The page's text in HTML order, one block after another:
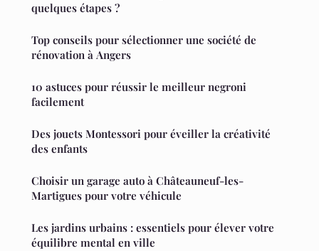
quelques étapes ?
Top conseils pour sélectionner une société de
rénovation à Angers
10 astuces pour réussir le meilleur negroni
facilement
Des jouets Montessori pour éveiller la créativité
des enfants
Choisir un garage auto à Châteauneuf-les-
Martigues pour votre véhicule
Les jardins urbains : essentiels pour élever votre
équilibre mental en ville